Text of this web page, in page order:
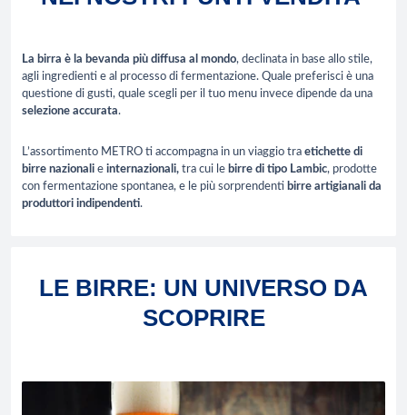
La birra è la bevanda più diffusa al mondo, declinata in base allo stile,
agli ingredienti e al processo di fermentazione. Quale preferisci è una
questione di gusti, quale scegli per il tuo menu invece dipende da una
selezione accurata.
L’assortimento METRO ti accompagna in un viaggio tra etichette di
birre nazionali e internazionali, tra cui le birre di tipo Lambic, prodotte
con fermentazione spontanea, e le più sorprendenti birre artigianali da
produttori indipendenti.
LE BIRRE: UN UNIVERSO DA
SCOPRIRE